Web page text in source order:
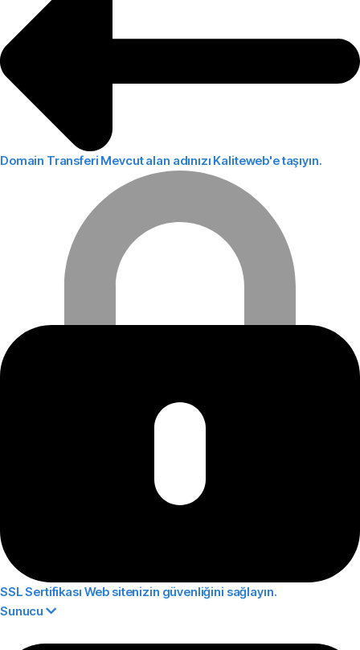
Domain Transferi Mevcut alan adınızı Kaliteweb'e taşıyın.
SSL Sertifikası Web sitenizin güvenliğini sağlayın.
Sunucu